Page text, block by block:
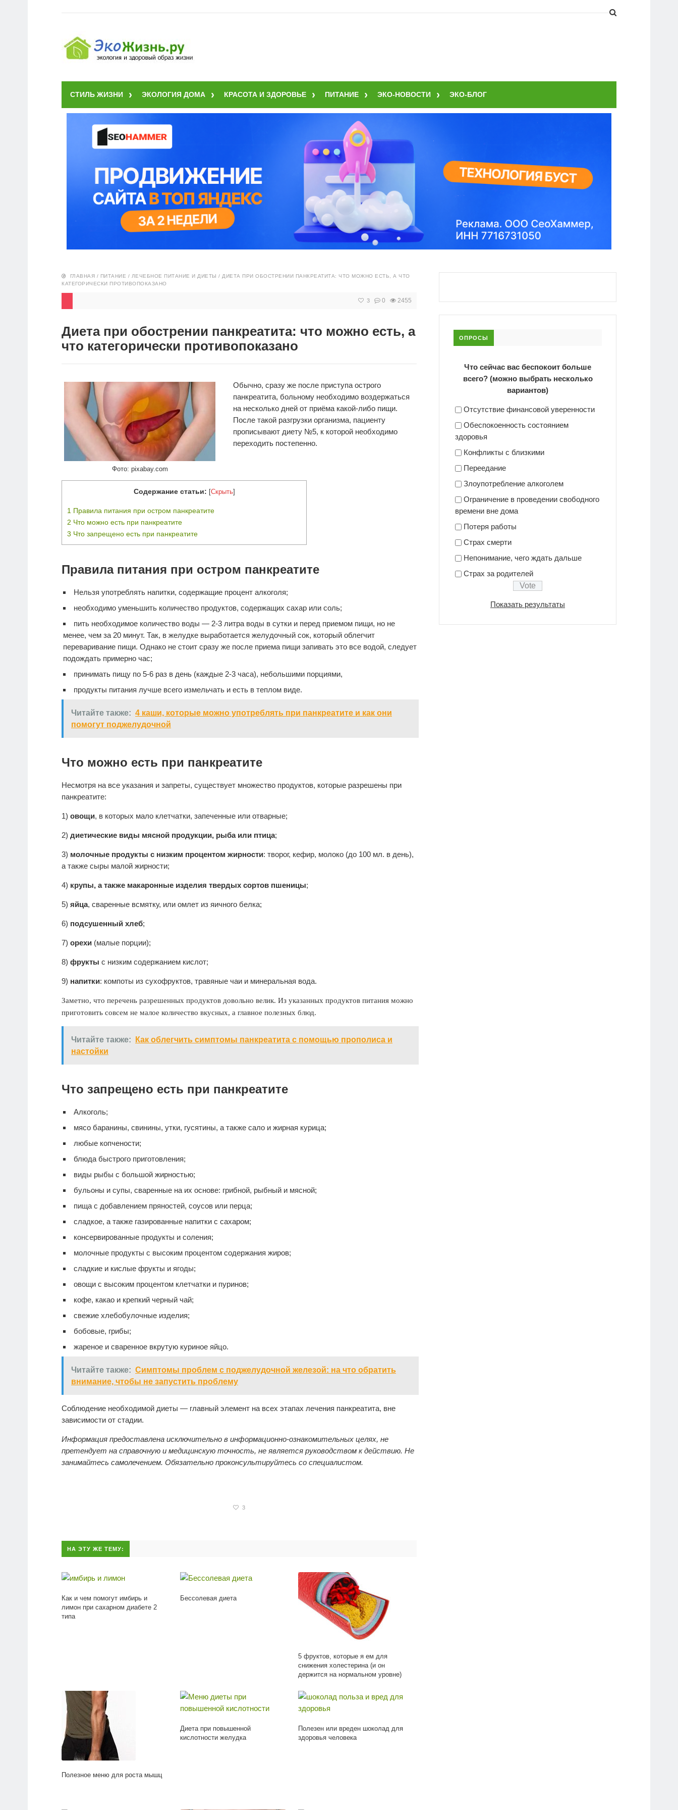
СТИЛЬ ЖИЗНИ ЭКОЛОГИЯ ДОМА КРАСОТА И ЗДОРОВЬЕ ПИТАНИЕ ЭКО-НОВОСТИ ЭКО-БЛОГ
ГЛАВНАЯ / ПИТАНИЕ / ЛЕЧЕБНОЕ ПИТАНИЕ И ДИЕТЫ / ДИЕТА ПРИ ОБОСТРЕНИИ ПАНКРЕАТИТА: ЧТО МОЖНО ЕСТЬ, А ЧТО
КАТЕГОРИЧЕСКИ ПРОТИВОПОКАЗАНО
3 0 2455
Диета при обострении панкреатита: что можно есть, а
что категорически противопоказано
Фото: pixabay.com
Обычно, сразу же после приступа острого
панкреатита, больному необходимо воздержаться
на несколько дней от приёма какой-либо пищи.
После такой разгрузки организма, пациенту
прописывают диету №5, к которой необходимо
переходить постепенно.
Содержание статьи: [Скрыть]
1 Правила питания при остром панкреатите
2 Что можно есть при панкреатите
3 Что запрещено есть при панкреатите
Правила питания при остром панкреатите
Нельзя употреблять напитки, содержащие процент алкоголя;
необходимо уменьшить количество продуктов, содержащих сахар или соль;
пить необходимое количество воды — 2-3 литра воды в сутки и перед приемом пищи, но не
менее, чем за 20 минут. Так, в желудке выработается желудочный сок, который облегчит
переваривание пищи. Однако не стоит сразу же после приема пищи запивать это все водой, следует
подождать примерно час;
принимать пищу по 5-6 раз в день (каждые 2-3 часа), небольшими порциями,
продукты питания лучше всего измельчать и есть в теплом виде.
Читайте также: 4 каши, которые можно употреблять при панкреатите и как они
помогут поджелудочной
Что можно есть при панкреатите
Несмотря на все указания и запреты, существует множество продуктов, которые разрешены при
панкреатите:
1) овощи, в которых мало клетчатки, запеченные или отварные;
2) диетические виды мясной продукции, рыба или птица;
3) молочные продукты с низким процентом жирности: творог, кефир, молоко (до 100 мл. в день),
а также сыры малой жирности;
4) крупы, а также макаронные изделия твердых сортов пшеницы;
5) яйца, сваренные всмятку, или омлет из яичного белка;
6) подсушенный хлеб;
7) орехи (малые порции);
8) фрукты с низким содержанием кислот;
9) напитки: компоты из сухофруктов, травяные чаи и минеральная вода.
Заметно, что перечень разрешенных продуктов довольно велик. Из указанных продуктов питания можно
приготовить совсем не малое количество вкусных, а главное полезных блюд.
Читайте также:
Как облегчить симптомы панкреатита с помощью прополиса и
настойки
Что запрещено есть при панкреатите
Алкоголь;
мясо баранины, свинины, утки, гусятины, а также сало и жирная курица;
любые копчености;
блюда быстрого приготовления;
виды рыбы с большой жирностью;
бульоны и супы, сваренные на их основе: грибной, рыбный и мясной;
пища с добавлением пряностей, соусов или перца;
сладкое, а также газированные напитки с сахаром;
консервированные продукты и соления;
молочные продукты с высоким процентом содержания жиров;
сладкие и кислые фрукты и ягоды;
овощи с высоким процентом клетчатки и пуринов;
кофе, какао и крепкий черный чай;
свежие хлебобулочные изделия;
бобовые, грибы;
жареное и сваренное вкрутую куриное яйцо.
Читайте также: Симптомы проблем с поджелудочной железой: на что обратить
внимание, чтобы не запустить проблему
Соблюдение необходимой диеты — главный элемент на всех этапах лечения панкреатита, вне
зависимости от стадии.
Информация предоставлена исключительно в информационно-ознакомительных целях, не
претендует на справочную и медицинскую точность, не является руководством к действию. Не
занимайтесь самолечением. Обязательно проконсультируйтесь со специалистом.
3
НА ЭТУ ЖЕ ТЕМУ:
Как и чем помогут имбирь и
лимон при сахарном диабете 2
типа
Бессолевая диета
5 фруктов, которые я ем для
снижения холестерина (и он
держится на нормальном уровне)
Полезное меню для роста мышц
Диета при повышенной
кислотности желудка
Полезен или вреден шоколад для
здоровья человека
ОПРОСЫ
Что сейчас вас беспокоит больше
всего? (можно выбрать несколько
вариантов)
Отсутствие финансовой уверенности
Обеспокоенность состоянием
здоровья
Конфликты с близкими
Переедание
Злоупотребление алкоголем
Ограничение в проведении свободного
времени вне дома
Потеря работы
Страх смерти
Непонимание, чего ждать дальше
Страх за родителей
Показать результаты